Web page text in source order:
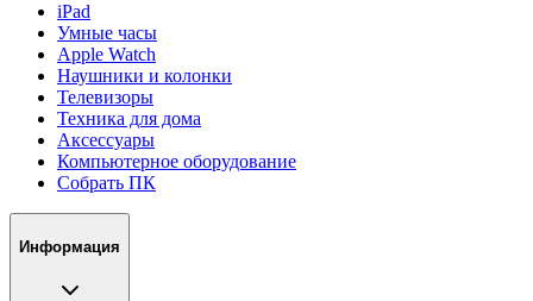
iPad
Умные часы
Apple Watch
Наушники и колонки
Телевизоры
Техника для дома
Аксессуары
Компьютерное оборудование
Собрать ПК
Информация